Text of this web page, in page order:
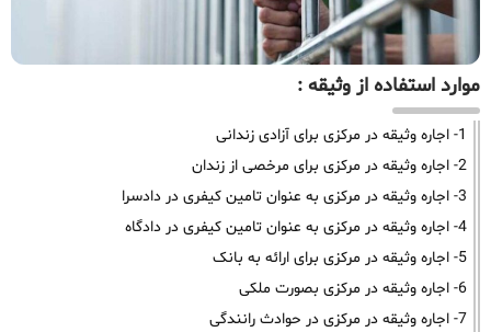
موارد استفاده از وثیقه :
1- اجاره وثیقه در مرکزی برای آزادی زندانی
2- اجاره وثیقه در مرکزی برای مرخصی از زندان
3- اجاره وثیقه در مرکزی به عنوان تامین کیفری در دادسرا
4- اجاره وثیقه در مرکزی به عنوان تامین کیفری در دادگاه
5- اجاره وثیقه در مرکزی برای ارائه به بانک
6- اجاره وثیقه در مرکزی بصورت ملکی
7- اجاره وثیقه در مرکزی در حوادث رانندگی